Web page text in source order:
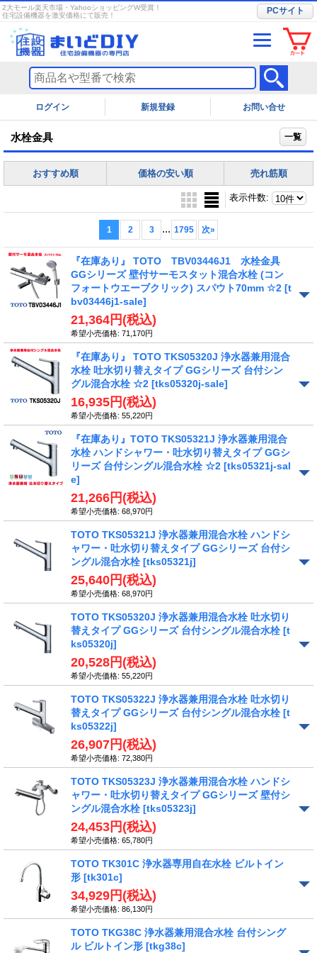
2大モール楽天市場・YahooショッピングW受賞！
住宅設備機器を激安価格にて販売！
PCサイト
ログイン お問い合せ
水栓金具 一覧
おすすめ順 価格の安い順 売れ筋順
表示件数:
1 2 3 ... 1795 次»
『在庫あり』 TOTO TBV03446J1 水栓金具
GGシリーズ 壁付サーモスタット混合水栓 (コン
フォートウエーブクリック) スパウト70mm ☆2 [t
bv03446j1-sale]
21,364円 (税込)
希望小売価格: 71,170円
『在庫あり』 TOTO TKS05320J 浄水器兼用混合
水栓 吐水切り替えタイプ GGシリーズ 台付シン
グル混合水栓 ☆2 [tks05320j-sale]
16,935円 (税込)
希望小売価格: 55,220円
『在庫あり』TOTO TKS05321J 浄水器兼用混合
水栓 ハンドシャワー・吐水切り替えタイプ GGシ
リーズ 台付シングル混合水栓 ☆2 [tks05321j-sal
e]
21,266円 (税込)
希望小売価格: 68,970円
TOTO TKS05321J 浄水器兼用混合水栓 ハンドシ
ャワー・吐水切り替えタイプ GGシリーズ 台付シ
ングル混合水栓[tks05321j]
25,640円 (税込)
希望小売価格: 68,970円
TOTO TKS05320J 浄水器兼用混合水栓 吐水切り
替えタイプ GGシリーズ 台付シングル混合水栓[t
ks05320j]
20,528円 (税込)
希望小売価格: 55,220円
TOTO TKS05322J 浄水器兼用混合水栓 吐水切り
替えタイプ GGシリーズ 台付シングル混合水栓[t
ks05322j]
26,907円 (税込)
希望小売価格: 72,380円
TOTO TKS05323J 浄水器兼用混合水栓 ハンドシ
ャワー・吐水切り替えタイプ GGシリーズ 壁付シ
ングル混合水栓[tks05323j]
24,453円 (税込)
希望小売価格: 65,780円
TOTO TK301C 浄水器専用自在水栓 ビルトイン
形 [tk301c]
34,929円 (税込)
希望小売価格: 86,130円
TOTO TKG38C 浄水器兼用混合水栓 台付シング
ル ビルトイン形 [tkg38c]